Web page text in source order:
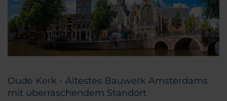
Oude Kerk - Ältestes Bauwerk Amsterdams
mit überraschendem Standort